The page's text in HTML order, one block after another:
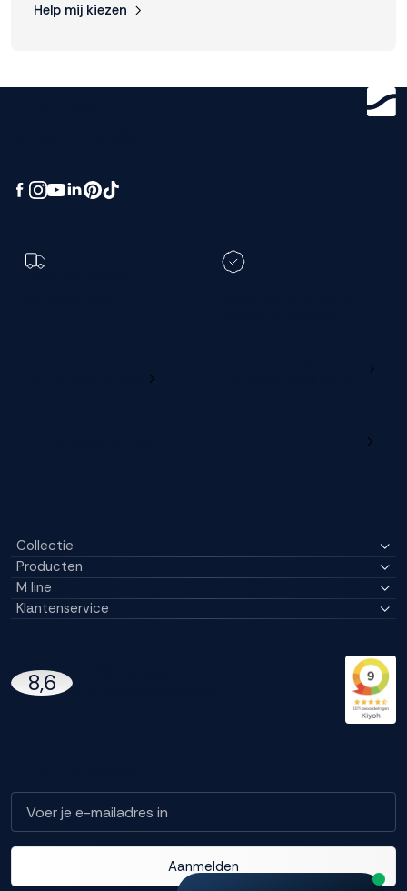
Help mij kiezen
Collectie
Producten
M line
Klantenservice
8,6
Aanmelden